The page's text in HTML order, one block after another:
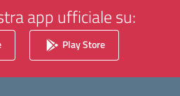
app ufficiale su:
Play Store